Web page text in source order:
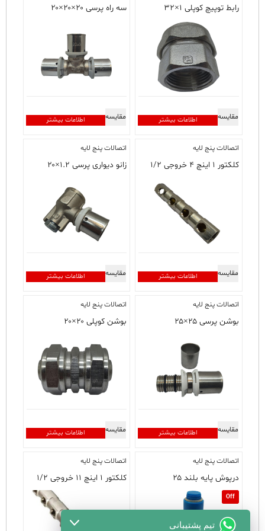
رابط توپیچ کوپلی ۱×۳۲
اطلاعات بیشتر مقایسه
سه راه پرسی ۲۰×۲۰×۲۰
اطلاعات بیشتر مقایسه
اتصالات پنج لایه
کلکتور ۱ اینچ ۴ خروجی ۱/۲
اطلاعات بیشتر مقایسه
اتصالات پنج لایه
زانو دیواری پرسی ۱.۲×۲۰
اطلاعات بیشتر مقایسه
اتصالات پنج لایه
بوشن پرسی ۲۵×۲۵
اطلاعات بیشتر مقایسه
اتصالات پنج لایه
بوشن کوپلی ۲۰×۲۰
اطلاعات بیشتر مقایسه
اتصالات پنج لایه
درپوش پایه بلند ۲۵
Off
اتصالات پنج لایه
کلکتور ۱ اینچ ۱۱ خروجی ۱/۲
تیم پشتیبانی